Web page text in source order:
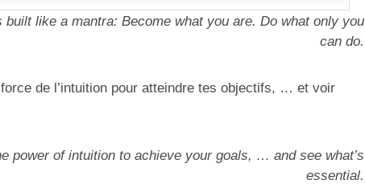
like a mantra: Become what you are. Do what only you
can do.
de l’intuition pour atteindre tes objectifs, … et voir
power of intuition to achieve your goals, … and see what’s
essential.